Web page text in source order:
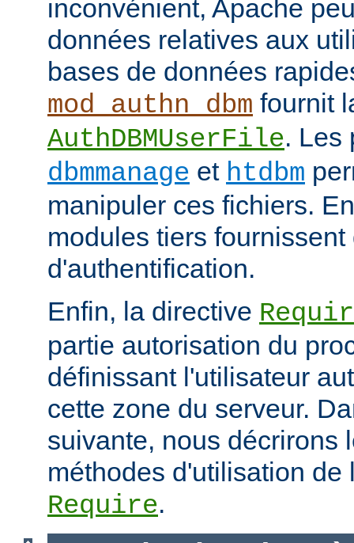
inconvénient, Apache
données relatives aux
bases de données
mod_authn_dbm fournit
AuthDBMUserFile. Les
dbmmanage et htdbm
manipuler ces fichiers.
modules tiers
d'authentification.
Enfin, la directive
partie autorisation du
définissant l'utilisateur
cette zone du serveur.
suivante, nous décrirons
méthodes d'utilisation de
Require.